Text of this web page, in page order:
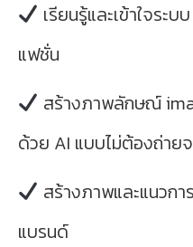
เรียนรู้และเข้าใจระ
แฟชั่น
สร้างภาพลักษณ์
ด้วย AI แบบไม่ต้องถ่าย
สร้างภาพและแนวก
แบรนด์